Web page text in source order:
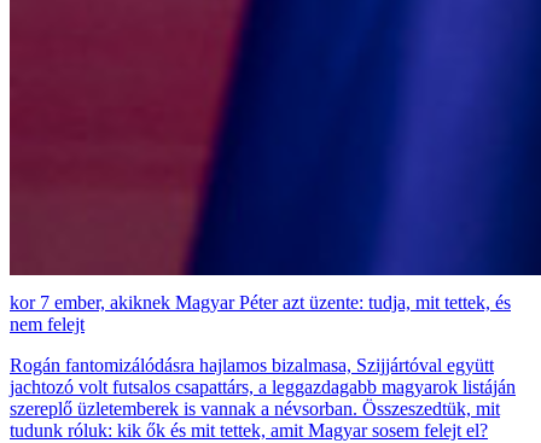
7 ember, akiknek Magyar Péter azt üzente: tudja, mit tettek, és
nem felejt
Rogán fantomizálódásra hajlamos bizalmasa, Szijjártóval együtt
jachtozó volt futsalos csapattárs, a leggazdagabb magyarok listáján
szereplő üzletemberek is vannak a névsorban. Összeszedtük, mit
tudunk róluk: kik ők és mit tettek, amit Magyar sosem felejt el?